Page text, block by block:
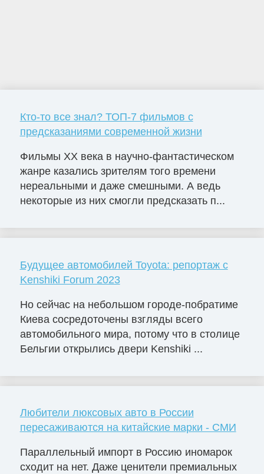
Кто-то все знал? ТОП-7 фильмов с
предсказаниями современной жизни
Фильмы ХХ века в научно-фантастическом
жанре казались зрителям того времени
нереальными и даже смешными. А ведь
некоторые из них смогли предсказать п...
Будущее автомобилей Toyota: репортаж с
Kenshiki Forum 2023
Но сейчас на небольшом городе-побратиме
Киева сосредоточены взгляды всего
автомобильного мира, потому что в столице
Бельгии открылись двери Kenshiki ...
Любители люксовых авто в России
пересаживаются на китайские марки - СМИ
Параллельный импорт в Россию иномарок
сходит на нет. Даже ценители премиальных